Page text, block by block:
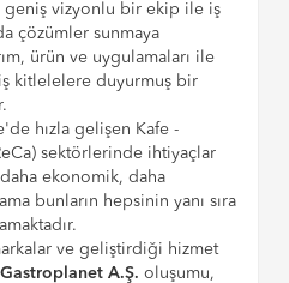
geniş vizyonlu bir ekip ile iş
çözümler sunmaya
ürün ve uygulamaları ile
kitlelelere duyurmuş bir
hızla gelişen Kafe -
sektörlerinde ihtiyaçlar
daha ekonomik, daha
bunların hepsinin yanı sıra
ve geliştirdiği hizmet
A.Ş. oluşumu,